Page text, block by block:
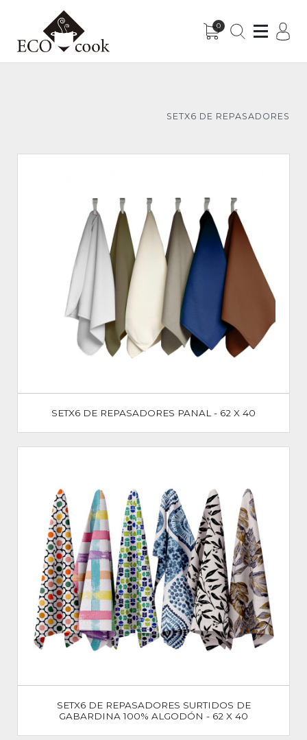
0
SETX6 DE REPASADORES
SETX6 DE REPASADORES PANAL - 62 X 40
SETX6 DE REPASADORES SURTIDOS DE
GABARDINA 100% ALGODÓN - 62 X 40